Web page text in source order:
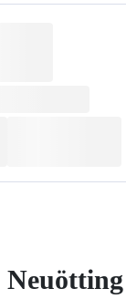
Neuötting